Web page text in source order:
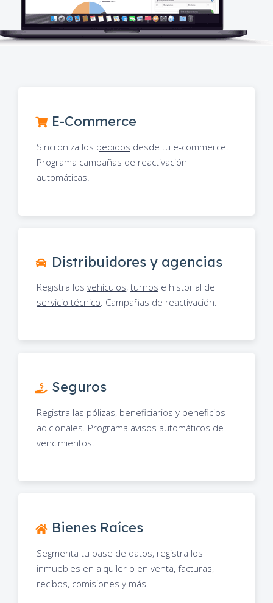
E-Commerce
Sincroniza los pedidos desde tu e-commerce.
Programa campañas de reactivación
automáticas.
Distribuidores y agencias
Registra los vehículos, turnos e historial de
servicio técnico. Campañas de reactivación.
Seguros
Registra las pólizas, beneficiarios y beneficios
adicionales. Programa avisos automáticos de
vencimientos.
Bienes Raíces
Segmenta tu base de datos, registra los
inmuebles en alquiler o en venta, facturas,
recibos, comisiones y más.